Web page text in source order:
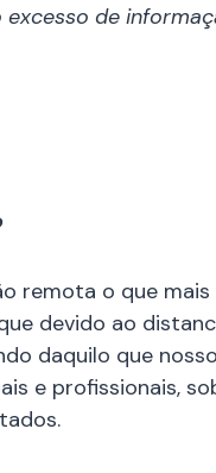
de
remota o que
devido ao
daquilo que
e profissionais,